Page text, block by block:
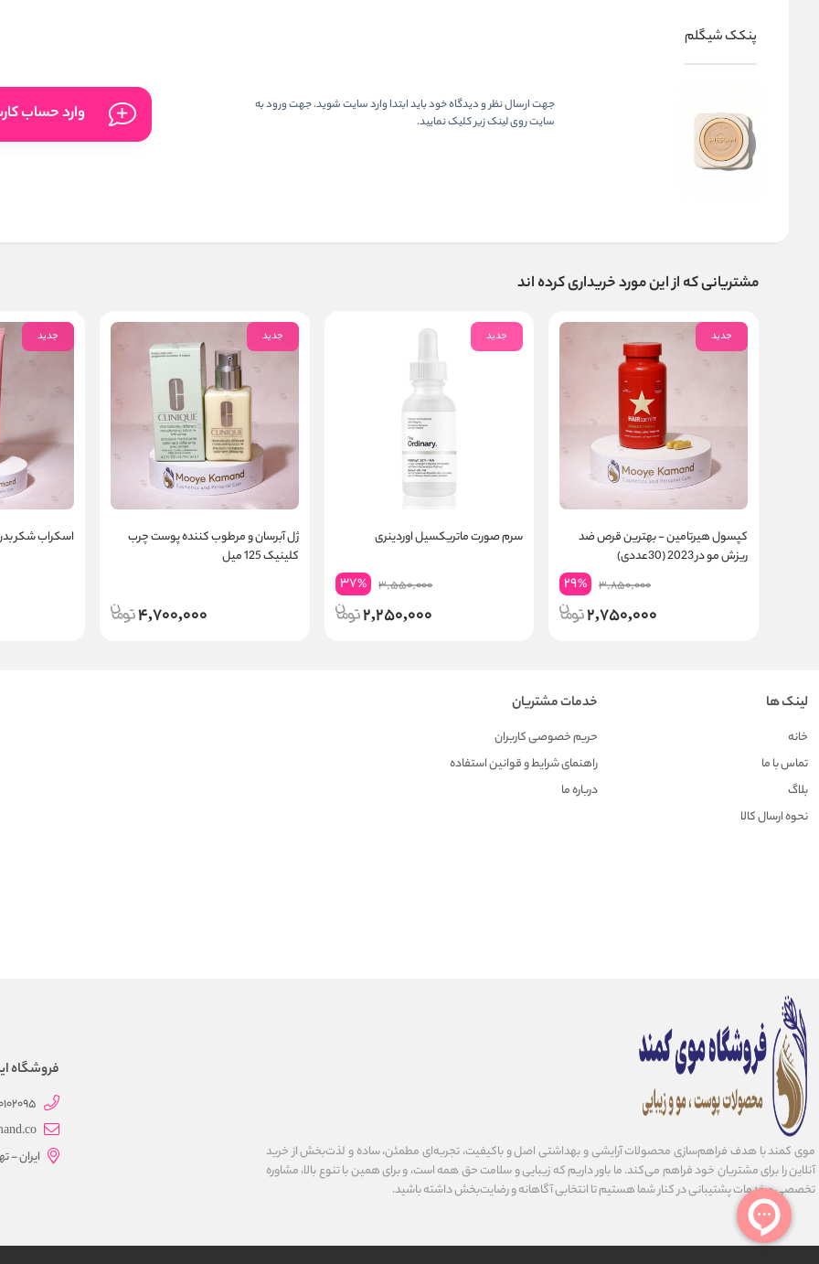
پنکک شیگلم
جهت ارسال نظر و دیدگاه خود باید ابتدا وارد سایت شوید. جهت ورود به
سایت روی لینک زیر کلیک نمایید.
وارد حساب
مشتریانی که از این مورد خریداری کرده اند
جدید
کپسول هیرتامین - بهترین قرص ضد
ریزش مو در 2023 (30عددی)
3,850,000
29%
2,750,000
جدید
سرم صورت ماتریکسیل اوردینری
3,550,000
37%
2,250,000
جدید
ژل آبرسان و مرطوب کننده پوست چرب
کلینیک 125 میل
4,700,000
جدید
اسکراب شکر
لینک ها
خانه
تماس با ما
بلاگ
نحوه ارسال کالا
خدمات مشتریان
حریم خصوصی کاربران
راهنمای شرایط و قوانین استفاده
درباره ما
موی کمند با هدف فراهم‌سازی محصولات آرایشی و بهداشتی اصل و باکیفیت، تجربه‌ای مطمئن، ساده و لذت‌بخش از خرید
آنلاین را برای مشتریان خود فراهم می‌کند. ما باور داریم که زیبایی و سلامت حق همه است، و برای همین با تنوع بالا، مشاوره
تخصصی و خدمات پشتیبانی در کنار شما هستیم تا انتخابی آگاهانه و رضایت‌بخش داشته باشید.
فروشگاه
ایران -